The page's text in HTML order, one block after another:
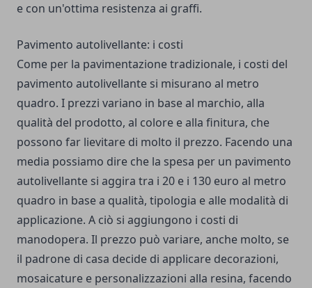
e con un'ottima resistenza ai graffi.
Pavimento autolivellante: i costi
Come per la pavimentazione tradizionale, i costi del
pavimento autolivellante si misurano al metro
quadro. I prezzi variano in base al marchio, alla
qualità del prodotto, al colore e alla finitura, che
possono far lievitare di molto il prezzo. Facendo una
media possiamo dire che la spesa per un pavimento
autolivellante si aggira tra i 20 e i 130 euro al metro
quadro in base a qualità, tipologia e alle modalità di
applicazione. A ciò si aggiungono i costi di
manodopera. Il prezzo può variare, anche molto, se
il padrone di casa decide di applicare decorazioni,
mosaicature e personalizzazioni alla resina, facendo